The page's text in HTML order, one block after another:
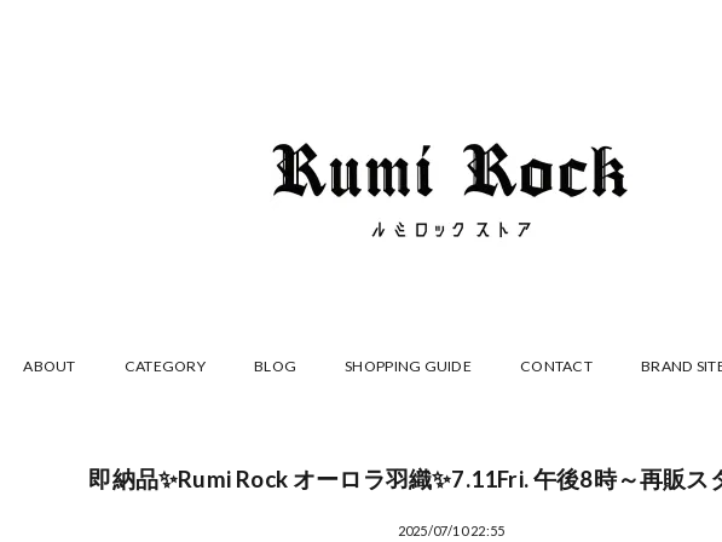
ABOUT CATEGORY BLOG SHOPPING GUIDE CONTACT BRAND
即納品✨Rumi Rock オーロラ羽織✨7.11Fri. 午後8時～再販ス
2025/07/10 22:55